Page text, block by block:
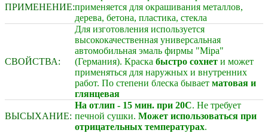
ПРИМЕНЕНИЕ:применяется для окрашивания металлов,
дерева, бетона, пластика, стекла
СВОЙСТВА:
Для изготовления используется
высококачественная универсальная
автомобильная эмаль фирмы "Mipa"
(Германия). Краска быстро сохнет и может
применяться для наружных и внутренних
работ. По степени блеска бывает матовая и
глянцевая
ВЫСЫХАНИЕ:
На отлип - 15 мин. при 20С. Не требует
печной сушки. Может использоваться при
отрицательных температурах.